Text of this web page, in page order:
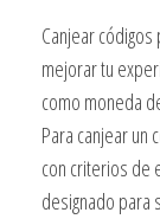
Canjear
mejorar tu
como moneda
Para canjear un
con criterios de
designado para